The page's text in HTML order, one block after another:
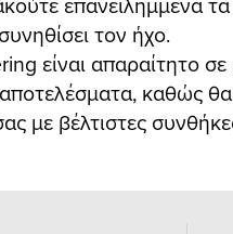
τον ήχο.
είναι απαραίτητο
καθώς
με βέλτιστες